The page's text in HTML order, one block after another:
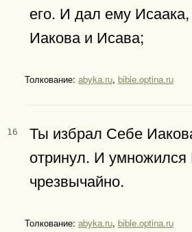
его. И дал ему
Иакова и Исава;
Толкование: abyka.ru, bible.optina.ru
16
Ты избрал Себе
отринул. И умножился
чрезвычайно.
Толкование: abyka.ru, bible.optina.ru